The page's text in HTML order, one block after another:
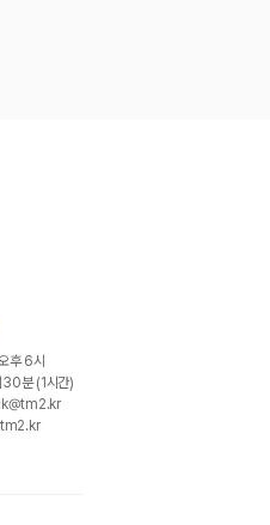
후 6시
분 (1시간)